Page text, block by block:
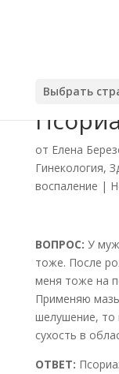
Выбрать
от Елена
Гинекология,
воспаление |
ВОПРОС: У
тоже. После
меня тоже на
Применяю
шелушение, то
сухость в
ОТВЕТ: